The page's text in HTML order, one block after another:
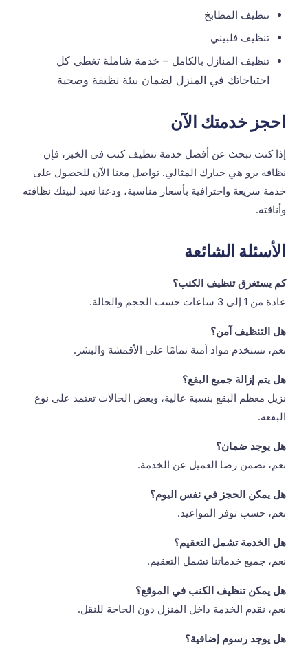
تنظيف المطابخ
تنظيف فلبيني
تنظيف المنازل بالكامل – خدمة شاملة تغطي كل
احتياجاتك في المنزل لضمان بيئة نظيفة وصحية
احجز خدمتك الآن
إذا كنت تبحث عن أفضل خدمة تنظيف كنب في الخبر، فإن
نظافة برو هي خيارك المثالي. تواصل معنا الآن للحصول على
خدمة سريعة واحترافية بأسعار مناسبة، ودعنا نعيد لبيتك نظافته
وأناقته.
الأسئلة الشائعة
كم يستغرق تنظيف الكنب؟
عادة من 1 إلى 3 ساعات حسب الحجم والحالة.
هل التنظيف آمن؟
نعم، نستخدم مواد آمنة تمامًا على الأقمشة والبشر.
هل يتم إزالة جميع البقع؟
نزيل معظم البقع بنسبة عالية، وبعض الحالات تعتمد على نوع
البقعة.
هل يوجد ضمان؟
نعم، نضمن رضا العميل عن الخدمة.
هل يمكن الحجز في نفس اليوم؟
نعم، حسب توفر المواعيد.
هل الخدمة تشمل التعقيم؟
نعم، جميع خدماتنا تشمل التعقيم.
هل يمكن تنظيف الكنب في الموقع؟
نعم، نقدم الخدمة داخل المنزل دون الحاجة للنقل.
هل يوجد رسوم إضافية؟